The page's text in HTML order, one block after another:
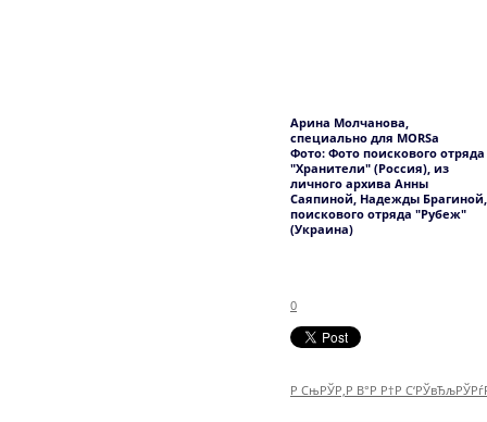
Арина Молчанова,
специально для MORSa
Фото: Фото поискового отряда
"Хранители" (Россия), из
личного архива Анны
Саяпиной, Надежды Брагиной,
поискового отряда "Рубеж"
(Украина)
0
Р СњРЎР‚Р В°Р Р†Р